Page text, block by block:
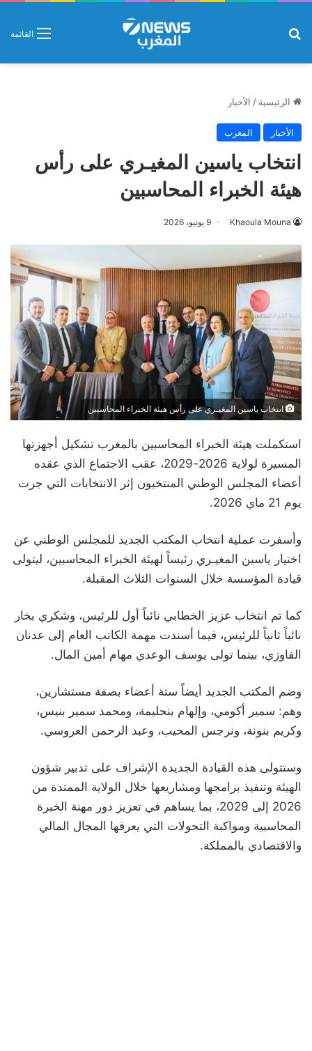
القائمة
الرئيسية / الأخبار
الأخبار المغرب
انتخاب ياسين المغيـري على رأس
هيئة الخبراء المحاسبين
Khaoula Mouna 9 يونيو، 2026
انتخاب ياسين المغيـري على رأس هيئة الخبراء المحاسبين
استكملت هيئة الخبراء المحاسبين بالمغرب تشكيل أجهزتها
المسيرة لولاية 2026-2029، عقب الاجتماع الذي عقده
أعضاء المجلس الوطني المنتخبون إثر الانتخابات التي جرت
يوم 21 ماي 2026.
وأسفرت عملية انتخاب المكتب الجديد للمجلس الوطني عن
اختيار ياسين المغيـري رئيساً لهيئة الخبراء المحاسبين، ليتولى
قيادة المؤسسة خلال السنوات الثلاث المقبلة.
كما تم انتخاب عزيز الخطابي نائباً أول للرئيس، وشكري بخار
نائباً ثانياً للرئيس، فيما أسندت مهمة الكاتب العام إلى عدنان
الفاوزي، بينما تولى يوسف الوعدي مهام أمين المال.
وضم المكتب الجديد أيضاً ستة أعضاء بصفة مستشارين،
وهم: سمير أكومي، وإلهام بنحليمة، ومحمد سمير بنيس،
وكريم بنونة، ونرجس المحيب، وعبد الرحمن العروسي.
وستتولى هذه القيادة الجديدة الإشراف على تدبير شؤون
الهيئة وتنفيذ برامجها ومشاريعها خلال الولاية الممتدة من
2026 إلى 2029، بما يساهم في تعزيز دور مهنة الخبرة
المحاسبية ومواكبة التحولات التي يعرفها المجال المالي
والاقتصادي بالمملكة.